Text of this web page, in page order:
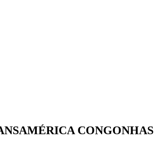
CONGONHAS